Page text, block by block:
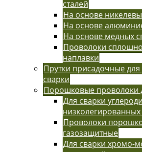
сталей
На основе
На основе
На основе медных
Проволоки
наплавки
Прутки присадочные для
сварки
Порошковые проволоки
Для сварки
низколегированных
Проволоки
газозащитные
Для сварки хромо-